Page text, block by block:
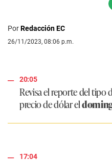
PorRedacción EC
26/11/2023, 08:06 p.m.
20:05
Revisa el reporte del tipo
precio de dólar el
17:04